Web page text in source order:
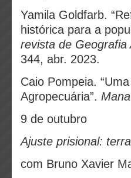
Yamila Goldfarb.
histórica para a
revista de Geografia
344, abr. 2023.
Caio Pompeia.
Agropecuária”. Mana
9 de outubro
Ajuste prisional:
com Bruno Xavier